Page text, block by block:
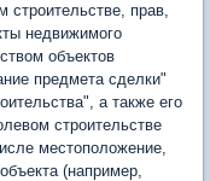
строительстве, прав,
недвижимого
объектов
предмета сделки"
а также его
строительстве
местоположение,
(например,